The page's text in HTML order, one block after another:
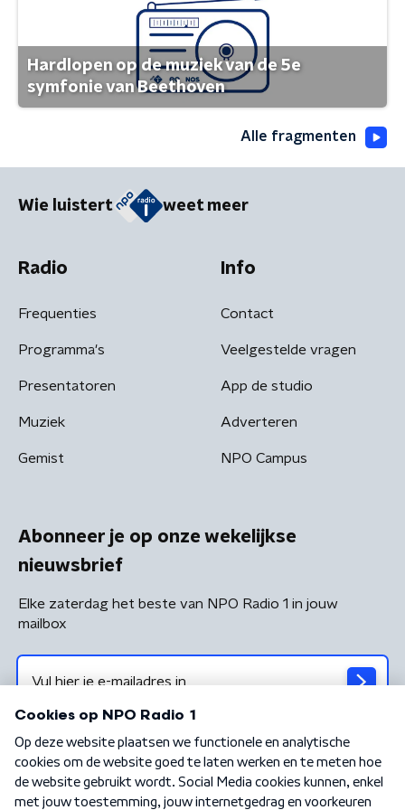
Hardlopen op de muziek van de 5e
symfonie van Beethoven
Alle fragmenten
Wie luistert weet meer
Radio
Frequenties
Programma's
Presentatoren
Muziek
Gemist
Info
Contact
Veelgestelde vragen
App de studio
Adverteren
NPO Campus
Abonneer je op onze wekelijkse
nieuwsbrief
Elke zaterdag het beste van NPO Radio 1 in jouw
mailbox
Algemene voorwaarden